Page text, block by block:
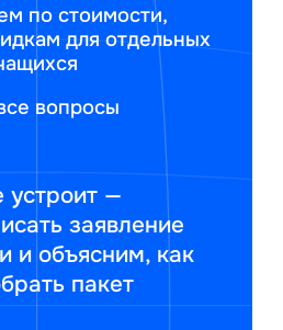
по стоимости,
для отдельных
вопросы
устроит —
заявление
и объясним, как
пакет